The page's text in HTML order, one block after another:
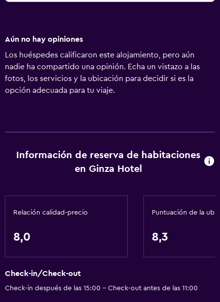
Aún no hay opiniones
Los huéspedes calificaron este alojamiento, pero aún
nadie ha compartido una opinión. Echa un vistazo a las
fotos, los servicios y la ubicación para decidir si es la
opción adecuada para tu viaje.
Información de reserva de habitaciones
en Ginza Hotel
Relación calidad-precio
8,0
Puntuación de la
8,3
Check-in/Check-out
Check-in después de las 15:00 - Check-out antes de las 11:00